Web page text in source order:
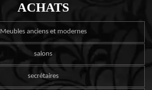
ACHATS
Meubles anciens et modernes
salons
secrétaires